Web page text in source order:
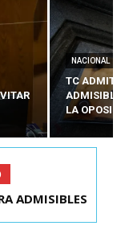
NACIONAL
TC ADMITE
ADMISIBLES
LA
YÁBER
ADMISIBLES